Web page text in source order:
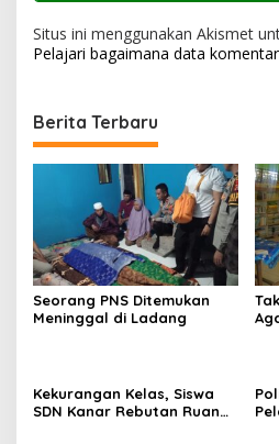
Situs ini menggunakan Akismet
Pelajari bagaimana data
Berita Terbaru
Seorang PNS Ditemukan
Meninggal di Ladang
Kekurangan Kelas, Siswa
SDN Kanar Rebutan Ruang